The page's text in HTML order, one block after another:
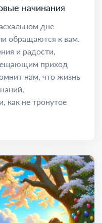
начинания
дне
обращаются к вам.
и радости,
приход
нам, что жизнь
как не тронутое